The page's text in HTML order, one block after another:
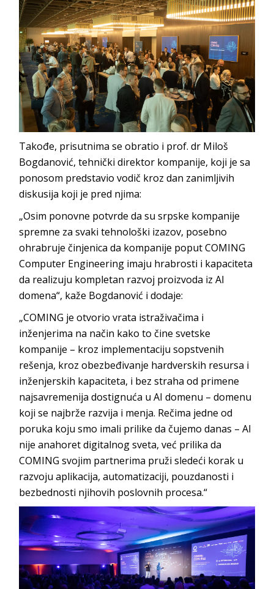
Takođe, prisutnima se obratio i prof. dr Miloš
Bogdanović, tehnički direktor kompanije, koji je sa
ponosom predstavio vodič kroz dan zanimljivih
diskusija koji je pred njima:
„Osim ponovne potvrde da su srpske kompanije
spremne za svaki tehnološki izazov, posebno
ohrabruje činjenica da kompanije poput COMING
Computer Engineering imaju hrabrosti i kapaciteta
da realizuju kompletan razvoj proizvoda iz AI
domena“, kaže Bogdanović i dodaje:
„COMING je otvorio vrata istraživačima i
inženjerima na način kako to čine svetske
kompanije – kroz implementaciju sopstvenih
rešenja, kroz obezbeđivanje hardverskih resursa i
inženjerskih kapaciteta, i bez straha od primene
najsavremenija dostignuća u AI domenu – domenu
koji se najbrže razvija i menja. Rečima jedne od
poruka koju smo imali prilike da čujemo danas – AI
nije anahoret digitalnog sveta, već prilika da
COMING svojim partnerima pruži sledeći korak u
razvoju aplikacija, automatizaciji, pouzdanosti i
bezbednosti njihovih poslovnih procesa.“